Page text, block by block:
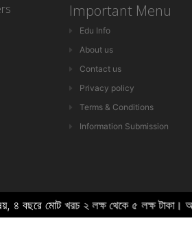
৪ বছরে মোট খরচ ২ লক্ষ থেকে ৫ লক্ষ
Important Menu
Edu Info
About us
Contact us
Privacy policy
Terms & Conditions
Information Submission